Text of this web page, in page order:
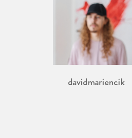
davidmariencik